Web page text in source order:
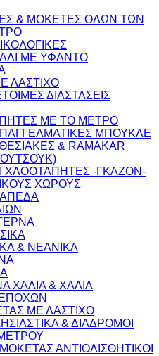
& ΜΟΚΕΤΕΣ ΟΛΩΝ ΤΩΝ
ΜΕ ΥΦΑΝΤΟ
ΛΑΣΤΙΧΟ
ΔΙΑΣΤΑΣΕΙΣ
ΜΕ ΤΟ ΜΕΤΡΟ
ΜΠΟΥΚΛΕ
& RAMAKAR
ΧΛΟΟΤΑΠΗΤΕΣ -ΓΚΑΖΟΝ-
ΧΩΡΟΥΣ
& ΝΕΑΝΙΚΑ
ΧΑΛΙΑ & ΧΑΛΙΑ
ΜΕ ΛΑΣΤΙΧΟ
& ΔΙΑΔΡΟΜΟΙ
ΑΝΤΙΟΛΙΣΘΗΤΙΚΟΙ